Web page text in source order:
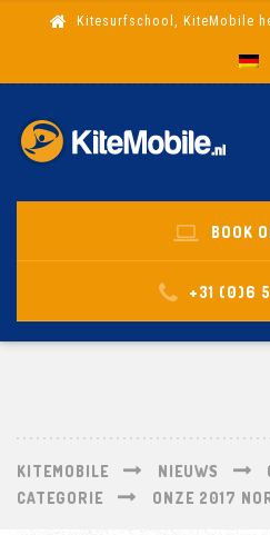
Kitesurfschool, KiteMobile
BOOK
+31 (0)6
KITEMOBILE NIEUWS
CATEGORIE
ONZE 2017